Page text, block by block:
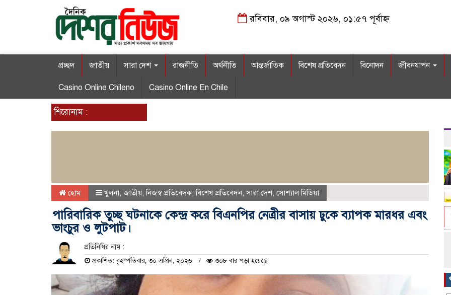
রবিবার, ০৯ অগাস্ট ২০২৬, ০১:৫৭ পূর্বাহ্ন
প্রচ্ছদ জাতীয় সারা দেশ রাজনীতি অর্থনীতি আন্তর্জাতিক বিশেষ প্রতিবেদন বিনোদন জীবনযাপন
Casino Online Chileno Casino Online En Chile
শিরোনাম :
হোম খুলনা,জাতীয়,নিজস্ব প্রতিবেদক,বিশেষ প্রতিবেদন,সারা দেশ, সোশ্যাল মিডিয়া
পারিবারিক তুচ্ছ ঘটনাকে কেন্দ্র করে বিএনপির নেত্রীর বাসায় ঢুকে ব্যাপক মারধর এবং
ভাংচুর ও লুটপাট।
প্রতিনিধির নাম :
প্রকাশিত: বৃহস্পতিবার, ৩০ এপ্রিল, ২০২৬ ৩০৮ বার পড়া হয়েছে